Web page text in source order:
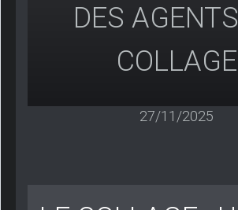
DES
COLLAGE
27/11/2025